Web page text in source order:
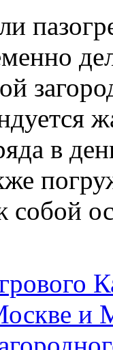
в
собой
и